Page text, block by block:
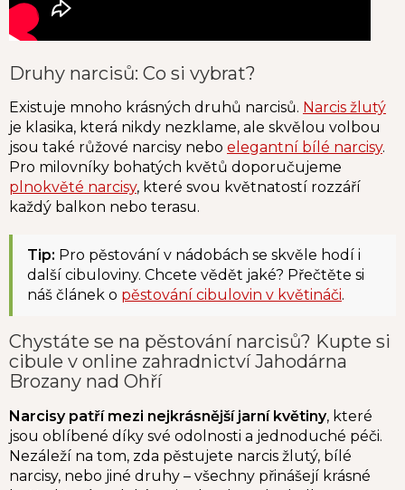
Druhy narcisů: Co si vybrat?
Existuje mnoho krásných druhů narcisů. Narcis žlutý
je klasika, která nikdy nezklame, ale skvělou volbou
jsou také růžové narcisy nebo elegantní bílé narcisy.
Pro milovníky bohatých květů doporučujeme
plnokvěté narcisy, které svou květnatostí rozzáří
každý balkon nebo terasu.
Tip: Pro pěstování v nádobách se skvěle hodí i
další cibuloviny. Chcete vědět jaké? Přečtěte si
náš článek o pěstování cibulovin v květináči.
Chystáte se na pěstování narcisů? Kupte si
cibule v online zahradnictví Jahodárna
Brozany nad Ohří
Narcisy patří mezi nejkrásnější jarní květiny, které
jsou oblíbené díky své odolnosti a jednoduché péči.
Nezáleží na tom, zda pěstujete narcis žlutý, bílé
narcisy, nebo jiné druhy – všechny přinášejí krásné